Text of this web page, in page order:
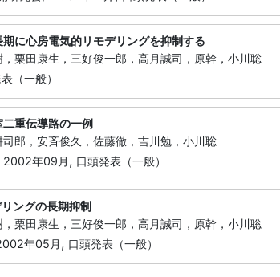
に心房電気的リモデリングを抑制する
栗田康生，三好俊一郎，高月誠司，原幹，小川聡
（一般）
重伝導路の一例
郎，安斉俊久，佐藤徹，吉川勉，小川聡
2002年09月 , 口頭発表（一般）
ングの長期抑制
栗田康生，三好俊一郎，高月誠司，原幹，小川聡
年05月 , 口頭発表（一般）